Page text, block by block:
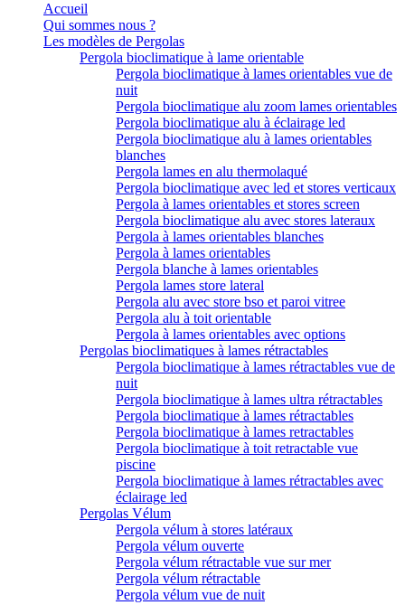
Accueil
Qui sommes nous ?
Les modèles de Pergolas
Pergola bioclimatique à lame orientable
Pergola bioclimatique à lames orientables vue de
nuit
Pergola bioclimatique alu zoom lames orientables
Pergola bioclimatique alu à éclairage led
Pergola bioclimatique alu à lames orientables
blanches
Pergola lames en alu thermolaqué
Pergola bioclimatique avec led et stores verticaux
Pergola à lames orientables et stores screen
Pergola bioclimatique alu avec stores lateraux
Pergola à lames orientables blanches
Pergola à lames orientables
Pergola blanche à lames orientables
Pergola lames store lateral
Pergola alu avec store bso et paroi vitree
Pergola alu à toit orientable
Pergola à lames orientables avec options
Pergolas bioclimatiques à lames rétractables
Pergola bioclimatique à lames rétractables vue de
nuit
Pergola bioclimatique à lames ultra rétractables
Pergola bioclimatique à lames rétractables
Pergola bioclimatique à lames retractables
Pergola bioclimatique à toit retractable vue
piscine
Pergola bioclimatique à lames rétractables avec
éclairage led
Pergolas Vélum
Pergola vélum à stores latéraux
Pergola vélum ouverte
Pergola vélum rétractable vue sur mer
Pergola vélum rétractable
Pergola vélum vue de nuit